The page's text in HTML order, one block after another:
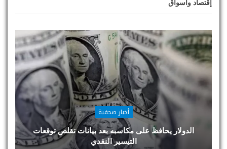
إقتصاد وأسواق
أخبار صحفية
الدولار يحافظ على مكاسبه بعد بيانات تقلص توقعات
التيسير النقدي